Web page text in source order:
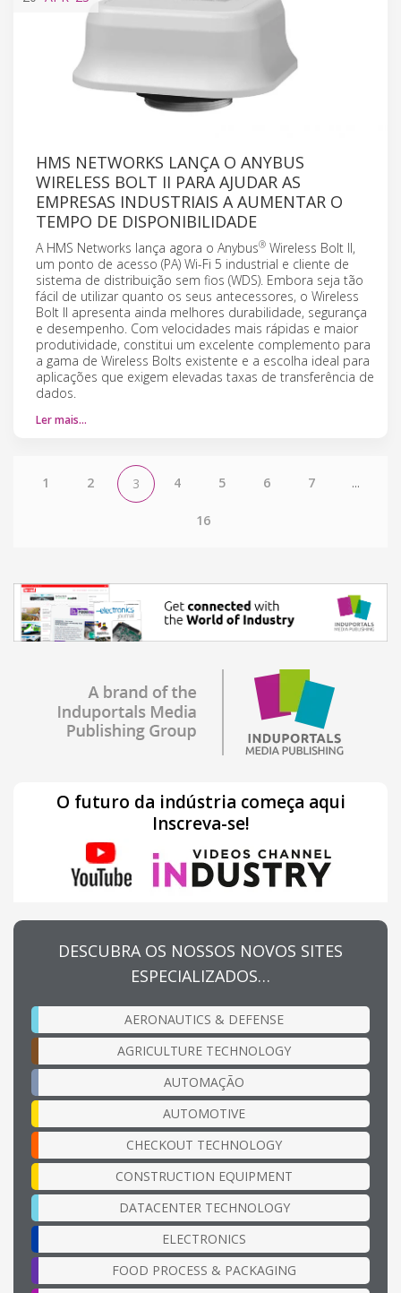
HMS NETWORKS LANÇA O ANYBUS
WIRELESS BOLT II PARA AJUDAR AS
EMPRESAS INDUSTRIAIS A AUMENTAR O
TEMPO DE DISPONIBILIDADE
A HMS Networks lança agora o Anybus® Wireless Bolt II,
um ponto de acesso (PA) Wi-Fi 5 industrial e cliente de
sistema de distribuição sem fios (WDS). Embora seja tão
fácil de utilizar quanto os seus antecessores, o Wireless
Bolt II apresenta ainda melhores durabilidade, segurança
e desempenho. Com velocidades mais rápidas e maior
produtividade, constitui um excelente complemento para
a gama de Wireless Bolts existente e a escolha ideal para
aplicações que exigem elevadas taxas de transferência de
dados.
Ler mais…
1 2 3 4 5 6 7 ...
16
O futuro da indústria começa aqui
Inscreva-se!
DESCUBRA OS NOSSOS NOVOS SITES
ESPECIALIZADOS…
AERONAUTICS & DEFENSE
AGRICULTURE TECHNOLOGY
AUTOMAÇÃO
AUTOMOTIVE
CHECKOUT TECHNOLOGY
CONSTRUCTION EQUIPMENT
DATACENTER TECHNOLOGY
ELECTRONICS
FOOD PROCESS & PACKAGING